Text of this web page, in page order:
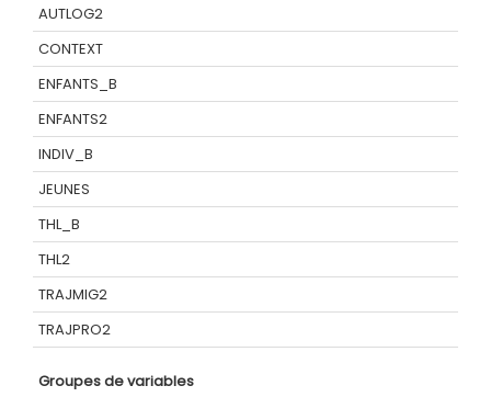
AUTLOG2
CONTEXT
ENFANTS_B
ENFANTS2
INDIV_B
JEUNES
THL_B
THL2
TRAJMIG2
TRAJPRO2
Groupes de variables